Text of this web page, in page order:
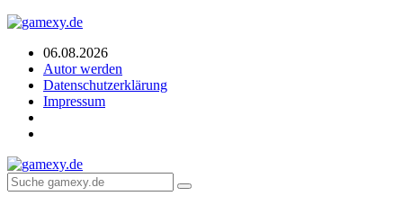
06.08.2026
Autor werden
Datenschutzerklärung
Impressum